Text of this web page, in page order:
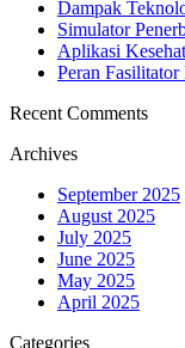
Dampak
Simulator
Aplikasi
Peran Fasilitator
Recent Comments
Archives
September 2025
August 2025
July 2025
June 2025
May 2025
April 2025
Categories